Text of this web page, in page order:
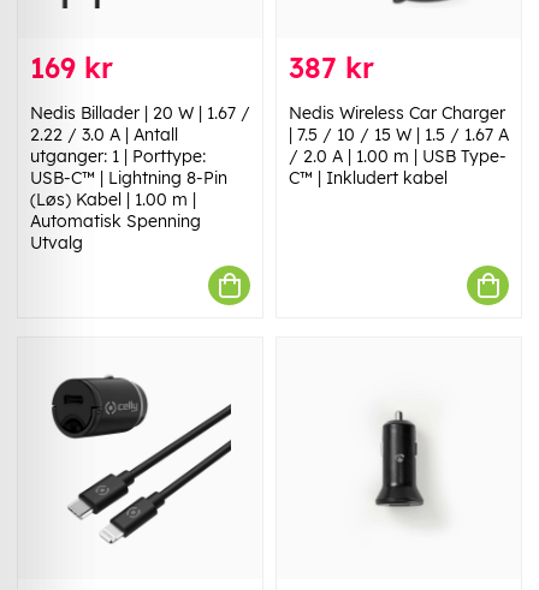
169 kr
Nedis Billader | 20 W | 1.67 /
2.22 / 3.0 A | Antall
utganger: 1 | Porttype:
USB-C™ | Lightning 8-Pin
(Løs) Kabel | 1.00 m |
Automatisk Spenning
Utvalg
387 kr
Nedis Wireless Car Charger
| 7.5 / 10 / 15 W | 1.5 / 1.67 A
/ 2.0 A | 1.00 m | USB Type-
C™ | Inkludert kabel